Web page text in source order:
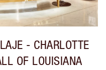
- CHARLOTTE
OF LOUISIANA